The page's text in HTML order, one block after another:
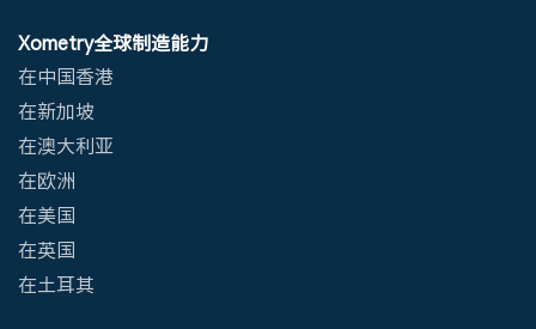
Xometry全球制造能力
在中国香港
在新加坡
在澳大利亚
在欧洲
在美国
在英国
在土耳其